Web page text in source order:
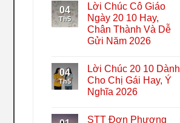
04
Th5
Lời Chúc Cô Giáo
Ngày 20 10 Hay,
Chân Thành Và Dễ
Gửi Năm 2026
04
Th5
Lời Chúc 20 10 Dành
Cho Chị Gái Hay, Ý
Nghĩa 2026
STT Đơn Phương